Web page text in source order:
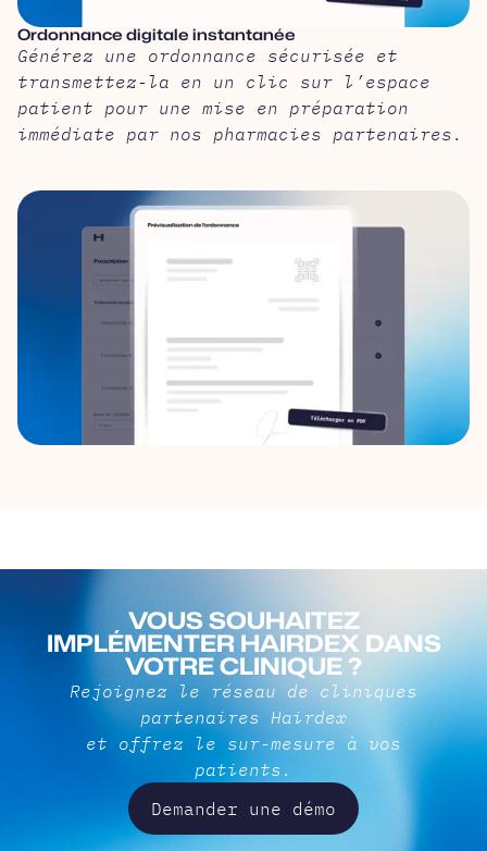
Ordonnance digitale instantanée
Générez une ordonnance sécurisée et
transmettez-la en un clic sur l’espace
patient pour une mise en préparation
immédiate par nos pharmacies partenaires.
VOUS SOUHAITEZ
IMPLÉMENTER HAIRDEX DANS
VOTRE CLINIQUE ?
Rejoignez le réseau de cliniques
partenaires Hairdex
et offrez le sur-mesure à vos
patients.
Demander une démo